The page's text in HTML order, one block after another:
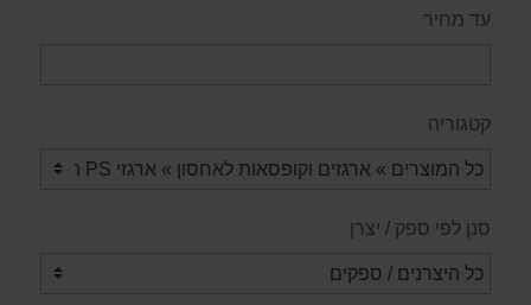
עד מחיר
קטגוריה
סנן לפי ספק / יצרן